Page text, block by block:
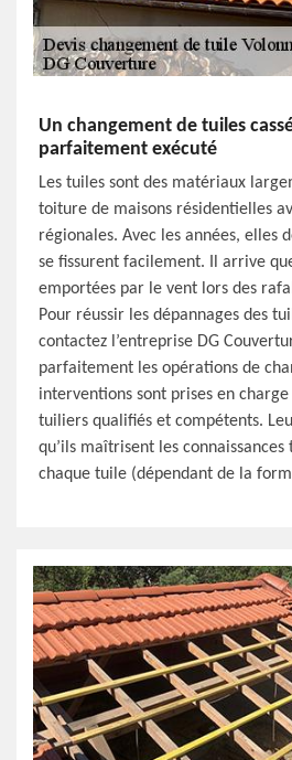
Un changement de tuiles
parfaitement exécuté
Les tuiles sont des matériaux
toiture de maisons résidentielles
régionales. Avec les années, elles
se fissurent facilement. Il arrive
emportées par le vent lors des
Pour réussir les dépannages des
contactez l’entreprise DG
parfaitement les opérations de
interventions sont prises en
tuiliers qualifiés et compétents.
qu’ils maîtrisent les
chaque tuile (dépendant de la